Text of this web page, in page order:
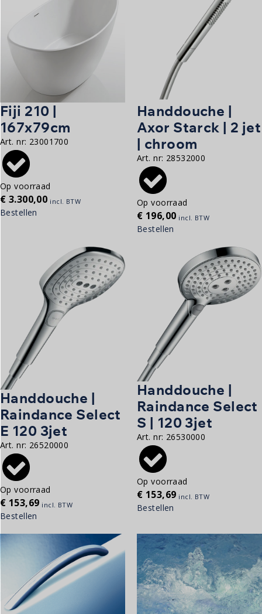
Fiji 210 |
167x79cm
Art. nr: 23001700
Op voorraad
€ 3.300,00 incl. BTW
Bestellen
Handdouche |
Axor Starck | 2 jet
| chroom
Art. nr: 28532000
Op voorraad
€ 196,00 incl. BTW
Bestellen
Handdouche |
Raindance Select
E 120 3jet
Art. nr: 26520000
Op voorraad
€ 153,69 incl. BTW
Bestellen
Handdouche |
Raindance Select
S | 120 3jet
Art. nr: 26530000
Op voorraad
€ 153,69 incl. BTW
Bestellen